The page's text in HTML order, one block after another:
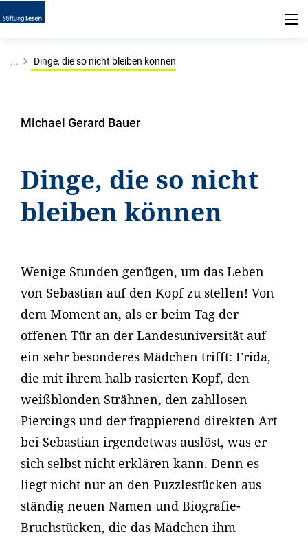
... Dinge, die so nicht bleiben können
Michael Gerard Bauer
Dinge, die so nicht
bleiben können
Wenige Stunden genügen, um das Leben
von Sebastian auf den Kopf zu stellen! Von
dem Moment an, als er beim Tag der
offenen Tür an der Landesuniversität auf
ein sehr besonderes Mädchen trifft: Frida,
die mit ihrem halb rasierten Kopf, den
weißblonden Strähnen, den zahllosen
Piercings und der frappierend direkten Art
bei Sebastian irgendetwas auslöst, was er
sich selbst nicht erklären kann. Denn es
liegt nicht nur an den Puzzlestücken aus
ständig neuen Namen und Biografie-
Bruchstücken, die das Mädchen ihm